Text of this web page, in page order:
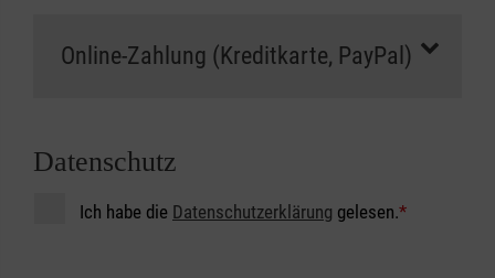
Datenschutz
Ich habe die Datenschutzerklärung gelesen.*